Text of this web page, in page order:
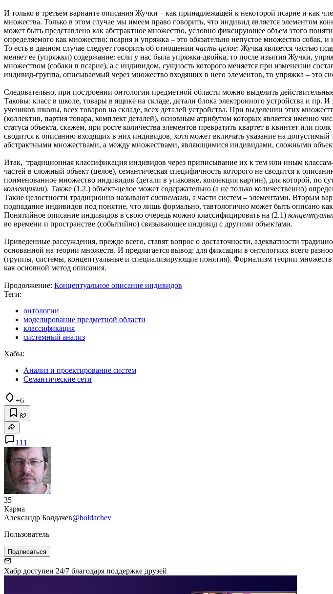
И только в третьем варианте описания Жучки – как принадлежащей к некоторой псарне и как
множества. Только в этом случае мы имеем право говорить, что индивид является элементом
может быть представлено как абстрактное множество, условно фиксирующее объем этого
определяемого как множество: псарня и упряжка – это обязательно непустое множество
То есть в данном случае следует говорить об отношении часть-целое: Жучка является частью
меняет ее (упряжки) содержание: если у нас была упряжка-двойка, то после изъятия Жучки,
множеством (собаки в псарне), а с индивидом, сущность которого меняется при изменении
индивид-группа, описываемый через множество входящих в него элементов, то упряжка – это
Следовательно, при построении онтологии предметной области можно выделить
Таковы: класс в школе, товары в ящике на складе, детали блока электронного устройства и
учеников школы, всех товаров на складе, всех деталей устройства. При выделении этих
(коллектив, партия товара, комплект деталей), основным атрибутом которых является именно
статуса объекта, скажем, при росте количества элементов превратить квартет в квинтет или
сводится к описанию входящих в них индивидов, хотя может включать указание на
абстрактными множествами, а между множествами, являющимися индивидами, сложными
Итак, традиционная классификация индивидов через приписывание их к тем или иным
частей в сложный объект (целое), семантическая специфичность которого не сводится к
поименованное множество индивидов (детали в упаковке, коллекция картин), для которой, по
коллекциями). Также (1.2.) объект-целое может содержательно (а не только количественно)
Такие целостности традиционно называют системами, а части систем – элементами. Вторым
подпадание индивидов под понятие, что лишь формально, тавтологично может быть описано
Понятийное описание индивидов в свою очередь можно классифицировать на (2.1)
во времени и пространстве (событийно) связывающее индивид с другими объектами.
Приведенные рассуждения, прежде всего, ставят вопрос о достаточности, адекватности
основанной на теории множеств. И предлагается вывод: для фиксации в онтологиях всего
(группы, системы, концептуальные и специализирующие понятия). Формализм теории
как основной метод описания.
Продолжение: Концептуальное описание индивидов
Теги:
онтологии
моделирование предметной области
классификация
системный анализ
Хабы:
Анализ и проектирование систем
Семантические сети
+6
82
111
35
Карма
Александр Болдачев@boldachev
Пользователь
Подписаться
Хабр доступен 24/7 благодаря поддержке друзей